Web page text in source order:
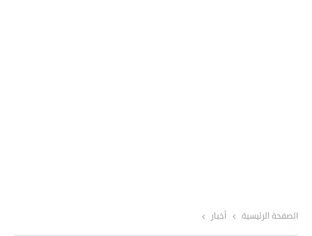
الصفحة الرئيسية أخبار